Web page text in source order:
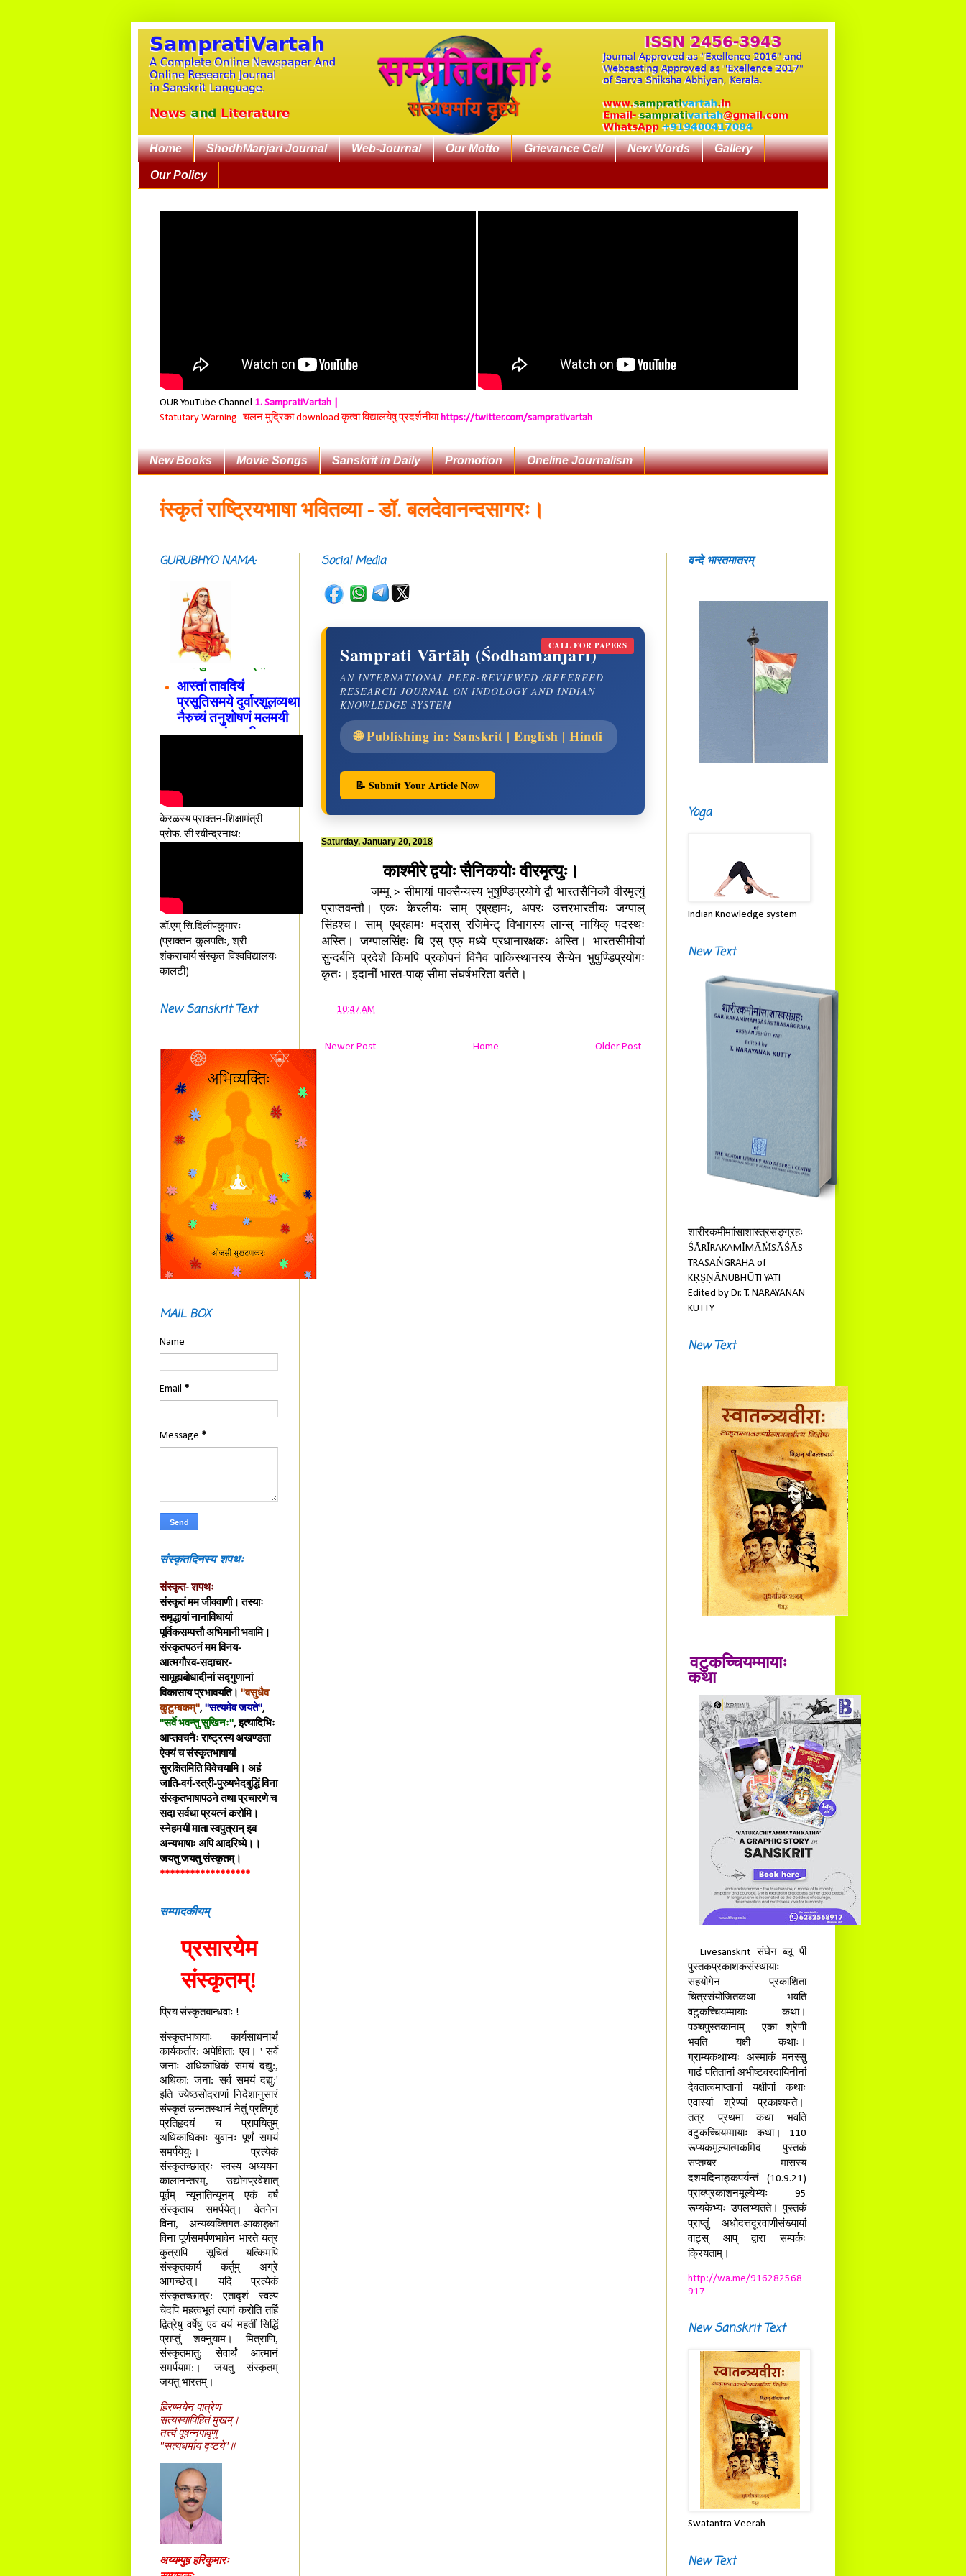
Home ShodhManjari Journal Web-Journal Our Motto Grievance Cell New Words Gallery
Our Policy
OUR YouTube Channel 1. SampratiVartah |
Statutary Warning- चलन मुद्रिका download कृत्वा विद्यालयेषु प्रदर्शनीयाhttps://twitter.com/samprativartah
New Books Movie Songs Sanskrit in Daily Promotion Oneline Journalism
संस्कृतं राष्ट्रियभाषा भवितव्या - डॉ. बलदेवानन्दसागरः।
Social Media
CALL FOR PAPERS
Samprati Vārtāḥ (Śodhamañjarī)
AN INTERNATIONAL PEER-REVIEWED /REFEREED
RESEARCH JOURNAL ON INDOLOGY AND INDIAN
KNOWLEDGE SYSTEM
🌐 Publishing in: Sanskrit | English | Hindi
📝 Submit Your Article Now
Saturday, January 20, 2018
काश्मीरे द्वयोः सैनिकयोः वीरमृत्युः।
जम्मू > सीमायां पाक्सैन्यस्य भुषुण्डिप्रयोगे द्वौ भारतसैनिकौ वीरमृत्युं
प्राप्तवन्तौ। एकः केरलीयः साम् एब्रहामः, अपरः उत्तरभारतीयः जग्पाल्
सिंहश्च। साम् एब्रहामः मद्रास् रजिमेन्ट् विभागस्य लान्स् नायिक् पदस्थः
अस्ति। जग्पालसिंहः बि एस् एफ् मध्ये प्रधानारक्षकः अस्ति। भारतसीमीयां
सुन्दर्बनि प्रदेशे किमपि प्रकोपनं विनैव पाकिस्थानस्य सैन्येन भुषुण्डिप्रयोगः
कृतः। इदानीं भारत-पाक् सीमा संघर्षभरिता वर्तते।
10:47 AM
Newer Post Older Post
Home
GURUBHYO NAMA:
सदाशिवसमारम्भां
शङ्कराचार्य मध्यमाम्।
अस्मदाचार्यपर्यन्तां
वन्दे गुरु परम्पराम् ॥
आस्तां तावदियं
प्रसूतिसमये दुर्वारशूलव्यथा
नैरुच्यं तनुशोषणं मलमयी
शय्या च सांवत्सरी ।
एकस्यापि न गर्भ-भार-भरण-
नमः॥–
केरळस्य प्राक्तन-शिक्षामंत्री
प्रोफ. सी रवीन्द्रनाथ:
डॉ.एम् सि.दिलीपकुमारः
(प्राक्तन-कुलपतिः, श्री
शंकराचार्य संस्कृत-विश्वविद्यालयः
कालटी)
New Sanskrit Text
MAIL BOX
Name
Email *
Message *
संस्कृतदिनस्य शपथः
संस्कृत- शपथः
संस्कृतं मम जीववाणी। तस्याः
समृद्धायां नानाविधायां
पूर्विकसम्पत्तौ अभिमानी भवामि।
संस्कृतपठनं मम विनय-
आत्मगौरव-सदाचार-
सामूह्यबोधादीनां सद्गुणानां
विकासाय प्रभावयति। "वसुधैव
कुटुम्बकम्", "सत्यमेव जयते",
"सर्वे भवन्तु सुखिनः", इत्यादिभिः
आप्तवचनैः राष्ट्रस्य अखण्डता
ऐक्यं च संस्कृतभाषायां
सुरक्षितमिति विवेचयामि। अहं
जाति-वर्ग-स्त्री-पुरुषभेदबुद्धिं विना
संस्कृतभाषापठने तथा प्रचारणे च
सदा सर्वथा प्रयत्नं करोमि।
स्नेहमयी माता स्वपुत्रान् इव
अन्यभाषाः अपि आदरिष्ये।।
जयतु जयतु संस्कृतम्।
******************
सम्पादकीयम्
प्रसारयेम
संस्कृतम्!
प्रिय संस्कृतबान्धवाः !
संस्कृतभाषायाः कार्यसाधनार्थं
कार्यकर्तार: अपेक्षिता: एव। ' सर्वे
जनाः अधिकाधिकं समयं दद्यु:,
अधिका: जना: सर्वं समयं दद्यु:'
इति ज्येष्ठसोदराणां निदेशानुसारं
संस्कृतं उन्नतस्थानं नेतुं प्रतिगृहं
प्रतिहृदयं च प्रापयितुम्
अधिकाधिकाः युवानः पूर्णं समयं
समर्पयेयुः। प्रत्येकं
संस्कृतच्छात्रः स्वस्य अध्ययन
कालानन्तरम्, उद्योगप्रवेशात्
पूर्वम् न्यूनातिन्यूनम् एकं वर्षं
संस्कृताय समर्पयेत्। वेतनेन
विना, अन्यव्यक्तिगत-आकाङ्क्षा
विना पूर्णसमर्पणभावेन भारते यत्र
कुत्रापि सूचितं यत्किमपि
संस्कृतकार्यं कर्तुम् अग्रे
आगच्छेत्। यदि प्रत्येकं
संस्कृतच्छात्र: एतादृशं स्वल्पं
चेदपि महत्वभूतं त्यागं करोति तर्हि
द्वित्रेषु वर्षेषु एव वयं महतीं सिद्धिं
प्राप्तुं शक्नुयाम। मित्राणि,
संस्कृतमातु: सेवार्थं आत्मानं
समर्पयाम:। जयतु संस्कृतम्
जयतु भारतम्।
हिरण्मयेन पात्रेण
सत्यस्यापिहितं मुखम्।
तत्त्वं पूषन्नपावृणु
"सत्यधर्माय दृष्टये"॥
अय्यम्पुष़ हरिकुमारः
वन्दे भारतमातरम्
Yoga
Indian Knowledge system
New Text
शारीरकमीमाांसाशास्त्रसङ्ग्रहः
ŚĀRĪRAKAMĪMĀṀSĀŚĀS
TRASAṄGRAHA of
KṚṢṆĀNUBHŪTI YATI
Edited by Dr. T. NARAYANAN
KUTTY
New Text
वटुकच्चियम्मायाः
कथा
Livesanskrit संघेन ब्लू पी
पुस्तकप्रकाशकसंस्थायाः
सहयोगेन प्रकाशिता
चित्रसंयोजितकथा भवति
वटुकच्चियम्मायाः कथा।
पञ्चपुस्तकानाम् एका श्रेणी
भवति यक्षी कथाः।
ग्राम्यकथाभ्यः अस्माकं मनस्सु
गाढं पतितानां अभीष्टवरदायिनीनां
देवतात्वमाप्तानां यक्षीणां कथाः
एवास्यां श्रेण्यां प्रकाश्यन्ते।
तत्र प्रथमा कथा भवति
वटुकच्चियम्मायाः कथा। 110
रूप्यकमूल्यात्मकमिदं पुस्तकं
सप्तम्बर मासस्य
दशमदिनाङ्कपर्यन्तं (10.9.21)
प्राक्प्रकाशनमूल्येभ्यः 95
रूप्यकेभ्यः उपलभ्यतते। पुस्तकं
प्राप्तुं अधोदत्तदूरवाणीसंख्यायां
वाट्स् आप् द्वारा सम्पर्कः
क्रियताम्।
http://wa.me/916282568
917
New Sanskrit Text
Swatantra Veerah
New Text